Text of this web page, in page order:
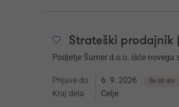
Strateški prodajnik
Podjetje Šumer d.o.o. išče novega
Prijave do 6. 9. 2026 Še 30 dni
Kraj dela Celje